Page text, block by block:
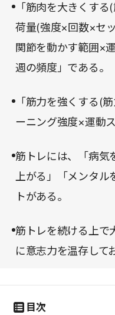
ることができる。つ
決してくれる究極の
「筋肉を大きくす
荷量(強度×回数×セ
関節を動かす範囲×
週の頻度」である。
「筋力を強くする(
ーニング強度×運動
筋トレには、「病気
上がる」「メンタ
トがある。
筋トレを続ける上で
に意志力を温存して
目次